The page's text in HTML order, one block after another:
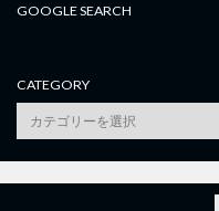
GOOGLE SEARCH
CATEGORY
category